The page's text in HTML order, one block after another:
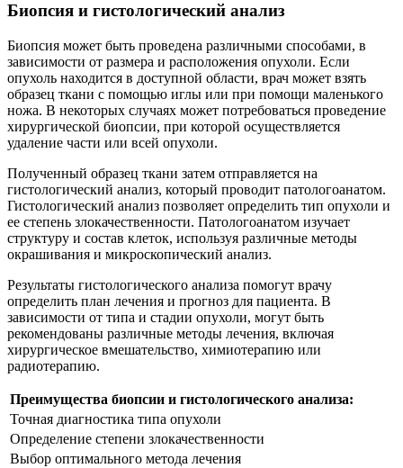
Биопсия и гистологический анализ
Биопсия может быть проведена различными способами, в
зависимости от размера и расположения опухоли. Если
опухоль находится в доступной области, врач может взять
образец ткани с помощью иглы или при помощи маленького
ножа. В некоторых случаях может потребоваться проведение
хирургической биопсии, при которой осуществляется
удаление части или всей опухоли.
Полученный образец ткани затем отправляется на
гистологический анализ, который проводит патологоанатом.
Гистологический анализ позволяет определить тип опухоли и
ее степень злокачественности. Патологоанатом изучает
структуру и состав клеток, используя различные методы
окрашивания и микроскопический анализ.
Результаты гистологического анализа помогут врачу
определить план лечения и прогноз для пациента. В
зависимости от типа и стадии опухоли, могут быть
рекомендованы различные методы лечения, включая
хирургическое вмешательство, химиотерапию или
радиотерапию.
Преимущества биопсии и гистологического анализа:
Точная диагностика типа опухоли
Определение степени злокачественности
Выбор оптимального метода лечения